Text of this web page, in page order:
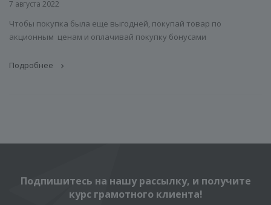
7 августа 2022
Чтобы покупка была еще выгодней, покупай товар по
акционным ценам и оплачивай покупку бонусами
Подробнее
Подпишитесь на нашу рассылку, и получите
курс грамотного клиента!